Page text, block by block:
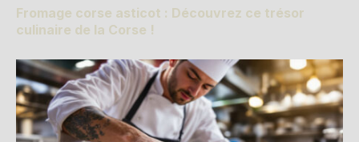
Fromage corse asticot : Découvrez ce trésor
culinaire de la Corse !